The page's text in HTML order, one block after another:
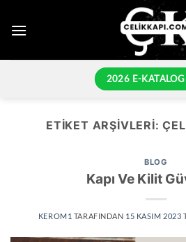
atla
2026 E-KATALOG
ETIKET ARŞIVLERI:
BLOG
Kapı Ve Kilit
KEROM1 TARAFINDAN 15 KASIM 2023